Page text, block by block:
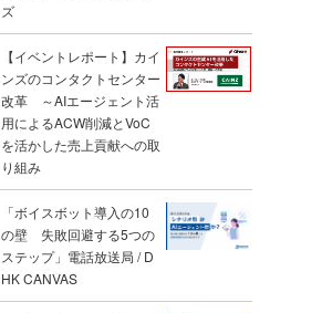
ズ
【イベントレポート】カイ
ンズのコンタクトセンター
改革 ～AIエージェント活
用によるACW削減とVoC
を活かした売上貢献への取
り組み
「ボイスボット導入の10
の壁 失敗回避する5つの
ステップ」電話放送局 / D
HK CANVAS